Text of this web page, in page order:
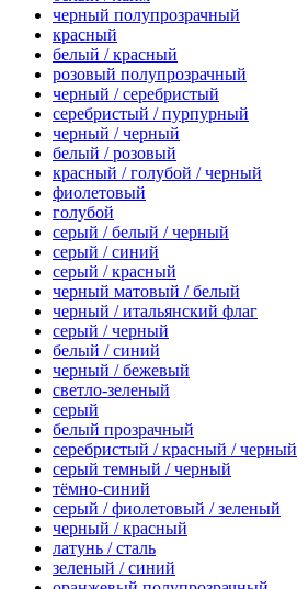
черный полупрозрачный
красный
белый / красный
розовый полупрозрачный
черный / серебристый
серебристый / пурпурный
черный / черный
белый / розовый
красный / голубой / черный
фиолетовый
голубой
серый / белый / черный
серый / синий
серый / красный
черный матовый / белый
черный / итальянский флаг
серый / черный
белый / синий
черный / бежевый
светло-зеленый
серый
белый прозрачный
серебристый / красный / черный
серый темный / черный
тёмно-синий
серый / фиолетовый / зеленый
черный / красный
латунь / сталь
зеленый / синий